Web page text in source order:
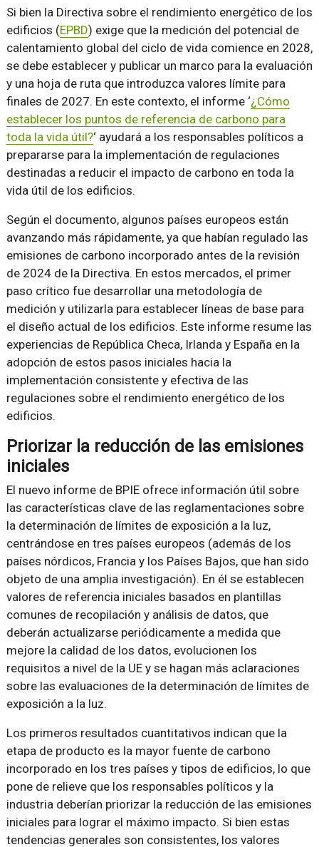
Si bien la Directiva sobre el rendimiento energético de los
edificios (EPBD) exige que la medición del potencial de
calentamiento global del ciclo de vida comience en 2028,
se debe establecer y publicar un marco para la evaluación
y una hoja de ruta que introduzca valores límite para
finales de 2027. En este contexto, el informe ‘¿Cómo
establecer los puntos de referencia de carbono para
toda la vida útil?‘ ayudará a los responsables políticos a
prepararse para la implementación de regulaciones
destinadas a reducir el impacto de carbono en toda la
vida útil de los edificios.
Según el documento, algunos países europeos están
avanzando más rápidamente, ya que habían regulado las
emisiones de carbono incorporado antes de la revisión
de 2024 de la Directiva. En estos mercados, el primer
paso crítico fue desarrollar una metodología de
medición y utilizarla para establecer líneas de base para
el diseño actual de los edificios. Este informe resume las
experiencias de República Checa, Irlanda y España en la
adopción de estos pasos iniciales hacia la
implementación consistente y efectiva de las
regulaciones sobre el rendimiento energético de los
edificios.
Priorizar la reducción de las emisiones
iniciales
El nuevo informe de BPIE ofrece información útil sobre
las características clave de las reglamentaciones sobre
la determinación de límites de exposición a la luz,
centrándose en tres países europeos (además de los
países nórdicos, Francia y los Países Bajos, que han sido
objeto de una amplia investigación). En él se establecen
valores de referencia iniciales basados ​​en plantillas
comunes de recopilación y análisis de datos, que
deberán actualizarse periódicamente a medida que
mejore la calidad de los datos, evolucionen los
requisitos a nivel de la UE y se hagan más aclaraciones
sobre las evaluaciones de la determinación de límites de
exposición a la luz.
Los primeros resultados cuantitativos indican que la
etapa de producto es la mayor fuente de carbono
incorporado en los tres países y tipos de edificios, lo que
pone de relieve que los responsables políticos y la
industria deberían priorizar la reducción de las emisiones
iniciales para lograr el máximo impacto. Si bien estas
tendencias generales son consistentes, los valores